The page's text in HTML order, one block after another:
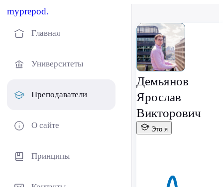
myprepod.
Главная
Университеты
Преподаватели
О сайте
Принципы
Демьянов
Ярослав
Викторович
Это я